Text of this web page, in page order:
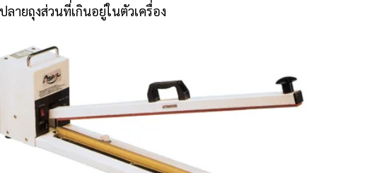
ายถุงส่วนที่เกินอยู่ในตัวเครื่อง